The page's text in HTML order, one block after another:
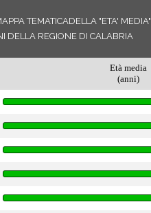
TEMATICADELLA "ETA' MEDIA"
DELLA REGIONE DI CALABRIA
Età media
(anni)